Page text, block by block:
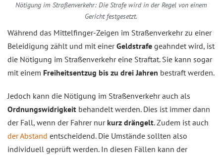
Nötigung im Straßenverkehr: Die Strafe wird in der Regel von einem
Gericht festgesetzt.
Während das Mittelfinger-Zeigen im Straßenverkehr zu einer
Beleidigung zählt und mit einerGeldstrafe geahndet wird, ist
die Nötigung im Straßenverkehr eine Straftat. Sie kann sogar
mit einem Freiheitsentzug bis zu drei Jahren bestraft werden.
Jedoch kann die Nötigung im Straßenverkehr auch als
Ordnungswidrigkeit behandelt werden. Dies ist immer dann
der Fall, wenn der Fahrer nur kurz drängelt. Zudem ist auch
der Abstand entscheidend. Die Umstände sollten also
individuell geprüft werden. In diesen Fällen kann der